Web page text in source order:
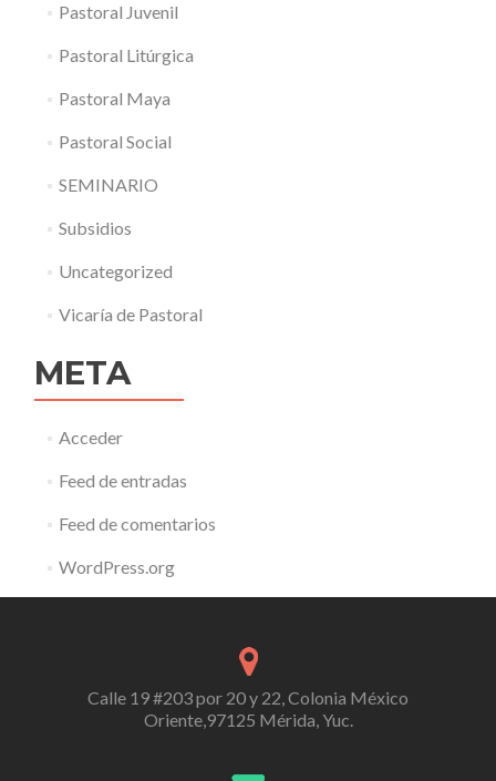
Pastoral Juvenil
Pastoral Litúrgica
Pastoral Maya
Pastoral Social
SEMINARIO
Subsidios
Uncategorized
Vicaría de Pastoral
META
Acceder
Feed de entradas
Feed de comentarios
WordPress.org
Calle 19 #203 por 20 y 22, Colonia México
Oriente,97125 Mérida, Yuc.